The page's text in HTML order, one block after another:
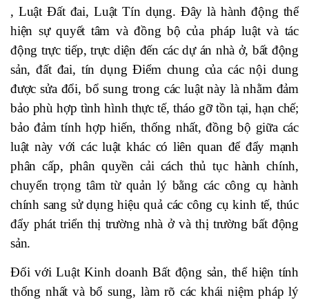
, Luật Đất đai, Luật Tín dụng. Đây là hành động thể
hiện sự quyết tâm và đồng bộ của pháp luật và tác
động trực tiếp, trực diện đến các dự án nhà ở, bất động
sản, đất đai, tín dụng Điểm chung của các nội dung
được sửa đổi, bổ sung trong các luật này là nhằm đảm
bảo phù hợp tình hình thực tế, tháo gỡ tồn tại, hạn chế;
bảo đảm tính hợp hiến, thống nhất, đồng bộ giữa các
luật này với các luật khác có liên quan để đẩy mạnh
phân cấp, phân quyền cải cách thủ tục hành chính,
chuyển trọng tâm từ quản lý bằng các công cụ hành
chính sang sử dụng hiệu quả các công cụ kinh tế, thúc
đẩy phát triển thị trường nhà ở và thị trường bất động
sản.
Đối với Luật Kinh doanh Bất động sản, thể hiện tính
thống nhất và bổ sung, làm rõ các khái niệm pháp lý